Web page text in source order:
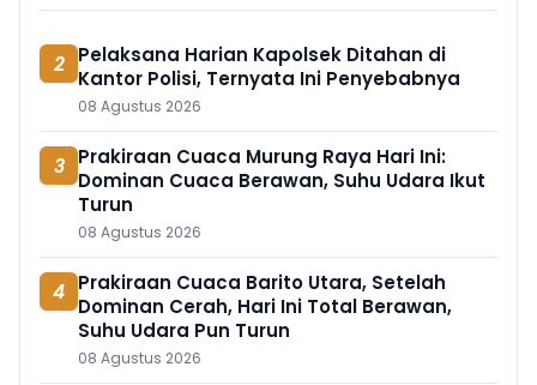
2 Pelaksana Harian Kapolsek Ditahan di
Kantor Polisi, Ternyata Ini Penyebabnya
08 Agustus 2026
3 Prakiraan Cuaca Murung Raya Hari Ini:
Dominan Cuaca Berawan, Suhu Udara Ikut
Turun
08 Agustus 2026
4 Prakiraan Cuaca Barito Utara, Setelah
Dominan Cerah, Hari Ini Total Berawan,
Suhu Udara Pun Turun
08 Agustus 2026